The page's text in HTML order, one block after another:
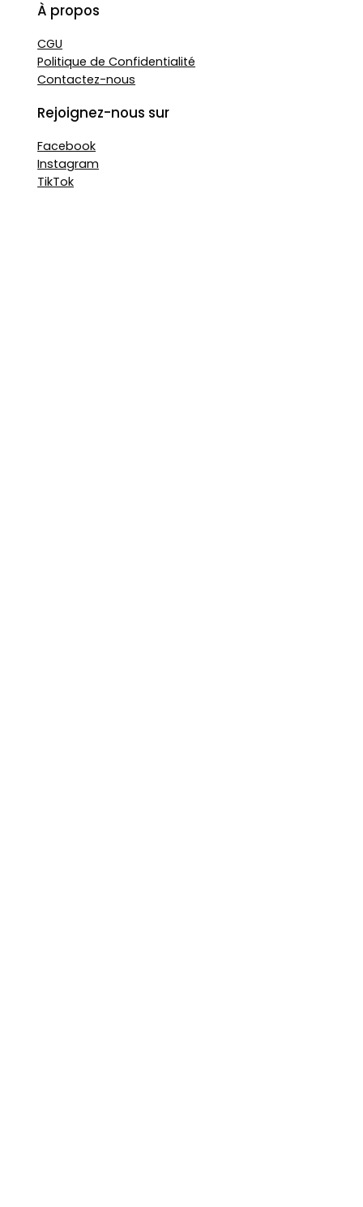
À propos
CGU
Politique de Confidentialité
Contactez-nous
Rejoignez-nous sur
Facebook
Instagram
TikTok